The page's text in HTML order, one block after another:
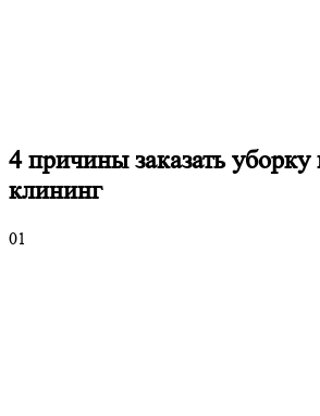
4 причинызаказать
клининг
01